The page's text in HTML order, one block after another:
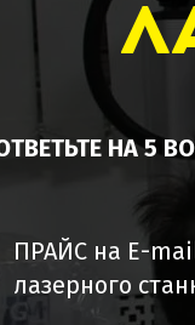
НА 5
ПРАЙС на E-
лазерного